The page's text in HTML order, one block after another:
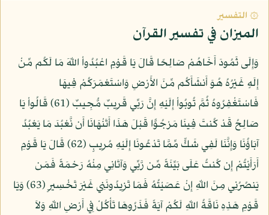
۞ التفسير
الميزان في تفسير القرآن
وَإِلَى ثَمُودَ أَخَاهُمْ صَالِحًا قَالَ يَا قَوْمِ اعْبُدُواْ اللّهَ مَا لَكُم مِّنْ
إِلَهٍ غَيْرُهُ هُوَ أَنشَأَكُم مِّنَ الأَرْضِ وَاسْتَعْمَرَكُمْ فِيهَا
فَاسْتَغْفِرُوهُ ثُمَّ تُوبُواْ إِلَيْهِ إِنَّ رَبِّي قَرِيبٌ مُّجِيبٌ (61) قَالُواْ يَا
صَالِحُ قَدْ كُنتَ فِينَا مَرْجُوًّا قَبْلَ هَذَا أَتَنْهَانَا أَن نَّعْبُدَ مَا يَعْبُدُ
آبَاؤُنَا وَإِنَّنَا لَفِي شَكٍّ مِّمَّا تَدْعُونَا إِلَيْهِ مُرِيبٍ (62) قَالَ يَا قَوْمِ
أَرَأَيْتُمْ إِن كُنتُ عَلَى بَيِّنَةً مِّن رَّبِّي وَآتَانِي مِنْهُ رَحْمَةً فَمَن
يَنصُرُنِي مِنَ اللّهِ إِنْ عَصَيْتُهُ فَمَا تَزِيدُونَنِي غَيْرَ تَخْسِيرٍ (63) وَيَا
قَوْمِ هَذِهِ نَاقَةُ اللّهِ لَكُمْ آيَةً فَذَرُوهَا تَأْكُلْ فِي أَرْضِ اللّهِ وَلاَ